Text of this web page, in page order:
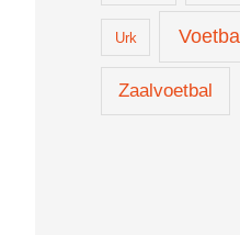
Urk
Zaalvoetbal